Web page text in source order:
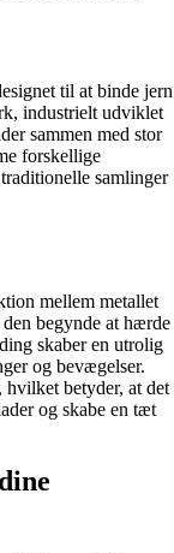
til at binde jern
industrielt udviklet
sammen med stor
forskellige
samlinger
mellem metallet
begynde at hærde
skaber en utrolig
og bevægelser.
hvilket betyder, at det
og skabe en tæt